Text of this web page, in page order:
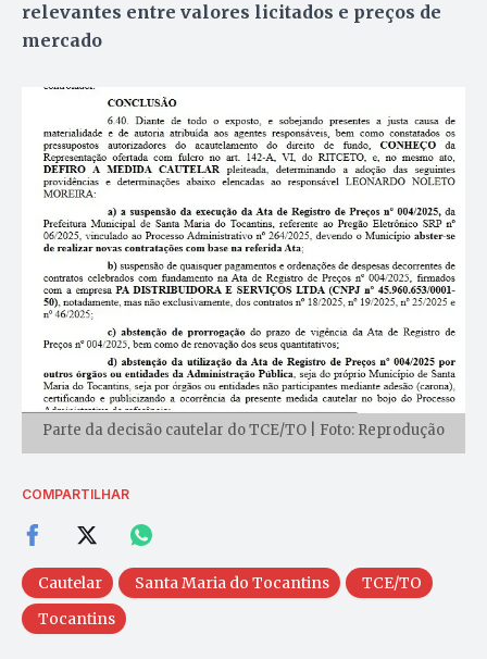
relevantes entre valores licitados e preços de
mercado
Parte da decisão cautelar do TCE/TO | Foto: Reprodução
COMPARTILHAR
Cautelar Santa Maria do Tocantins
TCE/TO
Tocantins